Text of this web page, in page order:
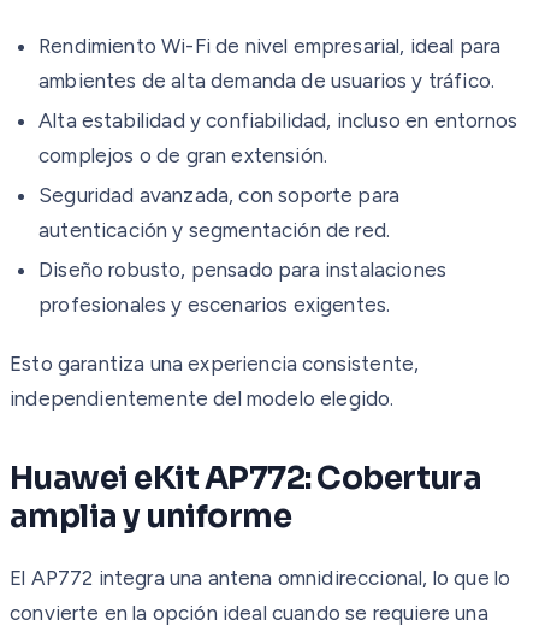
Rendimiento Wi-Fi de nivel empresarial, ideal para
ambientes de alta demanda de usuarios y tráfico.
Alta estabilidad y confiabilidad, incluso en entornos
complejos o de gran extensión.
Seguridad avanzada, con soporte para
autenticación y segmentación de red.
Diseño robusto, pensado para instalaciones
profesionales y escenarios exigentes.
Esto garantiza una experiencia consistente,
independientemente del modelo elegido.
Huawei eKit AP772: Cobertura
amplia y uniforme
El AP772 integra una antena omnidireccional, lo que lo
convierte en la opción ideal cuando se requiere una